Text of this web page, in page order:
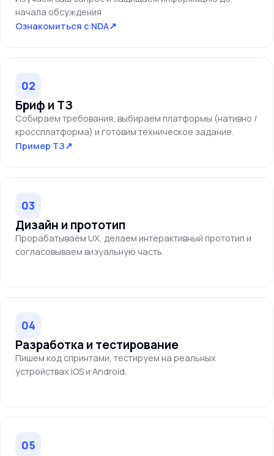
начала обсуждения
Ознакомиться с NDA↗
02
Бриф и ТЗ
Собираем требования, выбираем платформы (нативно /
кроссплатформа) и готовим техническое задание.
Пример ТЗ↗
03
Дизайн и прототип
Прорабатываем UX, делаем интерактивный прототип и
согласовываем визуальную часть.
04
Разработка и тестирование
Пишем код спринтами, тестируем на реальных
устройствах iOS и Android.
05